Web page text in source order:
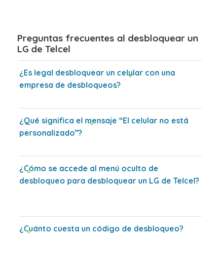
Preguntas frecuentes al desbloquear un
LG de Telcel
¿Es legal desbloquear un celular con una
empresa de desbloqueos?
¿Qué significa el mensaje “El celular no está
personalizado”?
¿Cómo se accede al menú oculto de
desbloqueo para desbloquear un LG de Telcel?
¿Cuánto cuesta un código de desbloqueo?